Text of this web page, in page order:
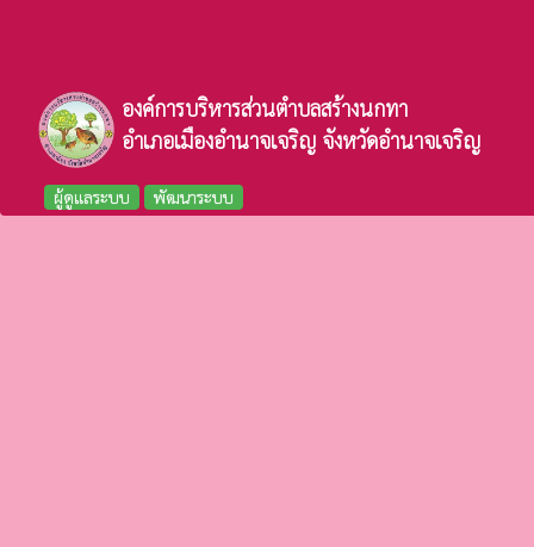
องค์การบริหารส่วนตำบลสร้างนกทา
อำเภอเมืองอำนาจเจริญ จังหวัดอำนาจเจริญ
ผู้ดูแลระบบ พัฒนาระบบ